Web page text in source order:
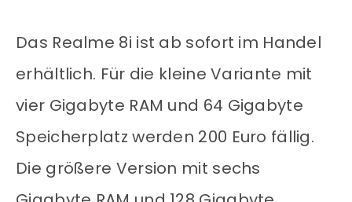
Das Realme 8i ist ab sofort im Handel
erhältlich. Für die kleine Variante mit
vier Gigabyte RAM und 64 Gigabyte
Speicherplatz werden 200 Euro fällig.
Die größere Version mit sechs